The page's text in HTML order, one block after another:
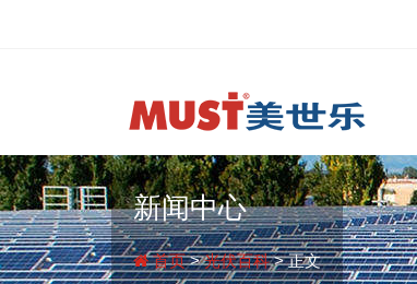
新闻中心
首页>光伏百科> 正文